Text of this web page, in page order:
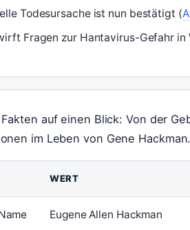
Todesursache ist nun bestätigt (
Fragen zur Hantavirus-Gefahr in
auf einen Blick: Von der
im Leben von Gene
WERT
Eugene Allen Hackman